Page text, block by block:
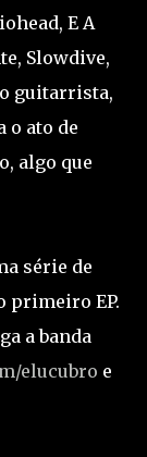
E A
Slowdive,
guitarrista,
o ato de
algo que
série de
primeiro EP.
a banda
elucubro e